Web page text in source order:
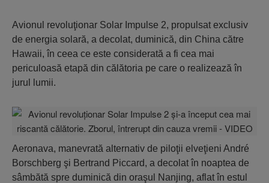
Avionul revoluţionar Solar Impulse 2, propulsat exclusiv
de energia solară, a decolat, duminică, din China către
Hawaii, în ceea ce este considerată a fi cea mai
periculoasă etapă din călătoria pe care o realizează în
jurul lumii.
Aeronava, manevrată alternativ de piloţii elveţieni André
Borschberg şi Bertrand Piccard, a decolat în noaptea de
sâmbătă spre duminică din oraşul Nanjing, aflat în estul